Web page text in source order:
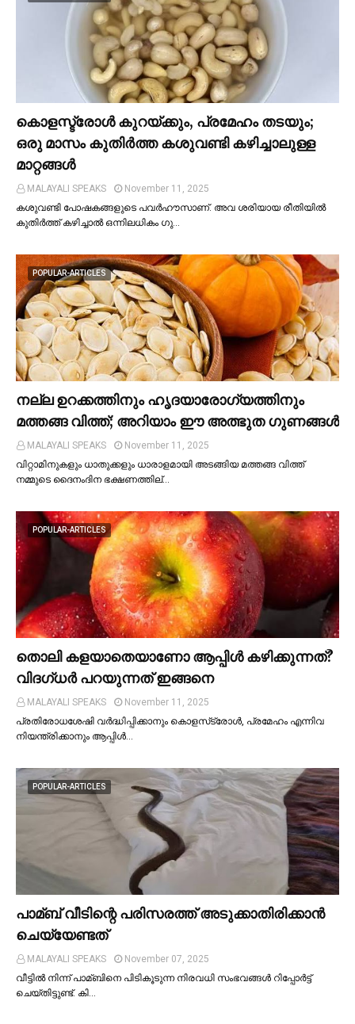
കൊളസ്ട്രോള്‍ കുറയ്ക്കും, പ്രമേഹം തടയും;
ഒരു മാസം കുതിര്‍ത്ത കശുവണ്ടി കഴിച്ചാലുള്ള
മാറ്റങ്ങള്‍
MALAYALI SPEAKS
November 11, 2025
കശുവണ്ടി പോഷകങ്ങളുടെ പവർഹൗസാണ്. അവ ശരിയായ രീതിയില്‍
കുതിർത്ത് കഴിച്ചാല്‍ ഒന്നിലധികം ഗു…
POPULAR-ARTICLES
നല്ല ഉറക്കത്തിനും ഹൃദയാരോഗ്യത്തിനും
മത്തങ്ങ വിത്ത്; അറിയാം ഈ അത്ഭുത ഗുണങ്ങള്‍
MALAYALI SPEAKS
November 11, 2025
വിറ്റാമിനുകളും ധാതുക്കളും ധാരാളമായി അടങ്ങിയ മത്തങ്ങ വിത്ത്
നമ്മുടെ ദൈനംദിന ഭക്ഷണത്തില്…
POPULAR-ARTICLES
തൊലി കളയാതെയാണോ ആപ്പിള്‍ കഴിക്കുന്നത്?
വിദഗ്ധര്‍ പറയുന്നത് ഇങ്ങനെ
MALAYALI SPEAKS
November 11, 2025
പ്രതിരോധശേഷി വർദ്ധിപ്പിക്കാനും കൊളസ്‌ട്രോള്‍, പ്രമേഹം എന്നിവ
നിയന്ത്രിക്കാനും ആപ്പിള്‍…
POPULAR-ARTICLES
പാമ്ബ് വീടിന്റെ പരിസരത്ത് അടുക്കാതിരിക്കാൻ
ചെയ്യേണ്ടത്
MALAYALI SPEAKS
November 07, 2025
വീട്ടില്‍ നിന്ന് പാമ്ബിനെ പിടികൂടുന്ന നിരവധി സംഭവങ്ങള്‍ റിപ്പോർട്ട്
ചെയ്തിട്ടുണ്ട്. കി…